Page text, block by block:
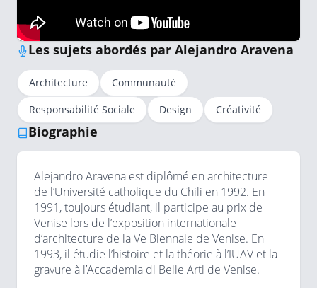
Les sujets abordés par Alejandro Aravena
Architecture
Communauté
Responsabilité Sociale
Design Créativité
Biographie
Alejandro Aravena est diplômé en architecture
de l’Université catholique du Chili en 1992. En
1991, toujours étudiant, il participe au prix de
Venise lors de l’exposition internationale
d’architecture de la Ve Biennale de Venise. En
1993, il étudie l’histoire et la théorie à l’IUAV et la
gravure à l’Accademia di Belle Arti de Venise.